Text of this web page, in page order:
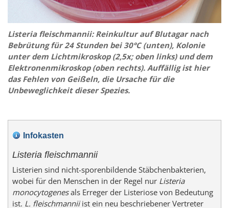
Listeria fleischmannii: Reinkultur auf Blutagar nach
Bebrütung für 24 Stunden bei 30°C (unten), Kolonie
unter dem Lichtmikroskop (2,5x; oben links) und dem
Elektronenmikroskop (oben rechts). Auffällig ist hier
das Fehlen von Geißeln, die Ursache für die
Unbeweglichkeit dieser Spezies.
Infokasten
Listeria fleischmannii
Listerien sind nicht-sporenbildende Stäbchenbakterien,
wobei für den Menschen in der Regel nur Listeria
monocytogenesals Erreger der Listeriose von Bedeutung
ist. L. fleischmanniiist ein neu beschriebener Vertreter